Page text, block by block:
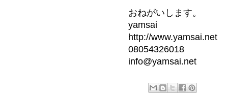
おねがいします。
yamsai
http://www.yamsai.net
08054326018
info@yamsai.net